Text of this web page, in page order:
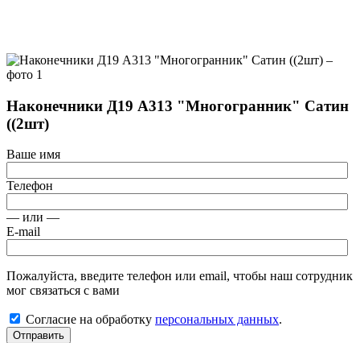
Наконечники Д19 А313 "Многогранник" Сатин
((2шт)
Ваше имя
Телефон
— или —
E-mail
Пожалуйста, введите телефон или email, чтобы наш сотрудник
мог связаться с вами
Согласие на обработку персональных данных.
Отправить